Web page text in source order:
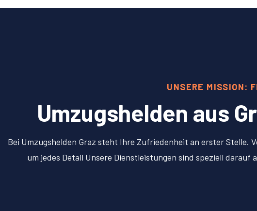
UNSERE MISSION:
Umzugshelden aus
Bei Umzugshelden Graz steht Ihre Zufriedenheit an erster
um jedes Detail Unsere Dienstleistungen sind speziell